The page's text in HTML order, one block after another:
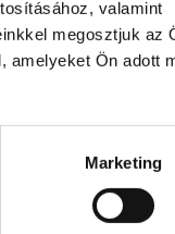
valamint
megosztjuk az
amelyeket Ön adott
Marketing